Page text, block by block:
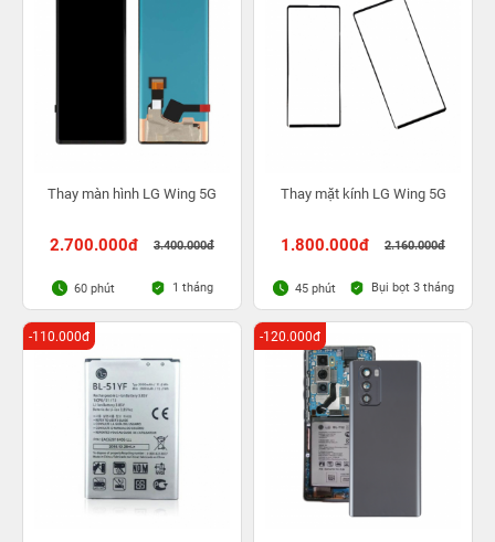
Thay màn hình LG Wing 5G
2.700.000đ 3.400.000đ
60 phút 1 tháng
Thay mặt kính LG Wing 5G
1.800.000đ 2.160.000đ
45 phút Bụi bọt 3 tháng
-110.000đ -120.000đ